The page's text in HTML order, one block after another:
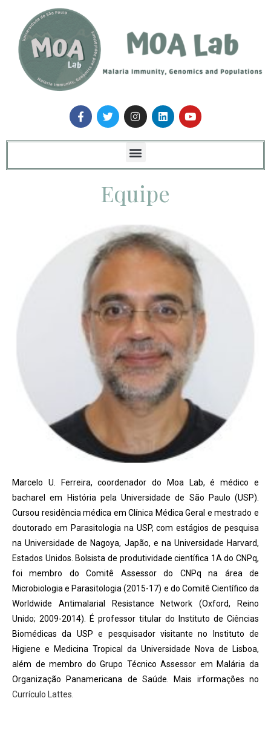
Equipe
Marcelo U. Ferreira, coordenador do Moa Lab, é médico e
bacharel em História pela Universidade de São Paulo (USP).
Cursou residência médica em Clínica Médica Geral e mestrado e
doutorado em Parasitologia na USP, com estágios de pesquisa
na Universidade de Nagoya, Japão, e na Universidade Harvard,
Estados Unidos. Bolsista de produtividade científica 1A do CNPq,
foi membro do Comitê Assessor do CNPq na área de
Microbiologia e Parasitologia (2015-17) e do Comitê Científico da
Worldwide Antimalarial Resistance Network (Oxford, Reino
Unido; 2009-2014). É professor titular do Instituto de Ciências
Biomédicas da USP e pesquisador visitante no Instituto de
Higiene e Medicina Tropical da Universidade Nova de Lisboa,
além de membro do Grupo Técnico Assessor em Malária da
Organização Panamericana de Saúde. Mais irformações no
Currículo Lattes